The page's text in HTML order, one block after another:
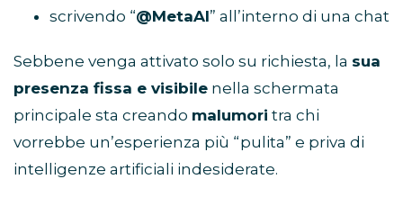
scrivendo “@MetaAI” all’interno di una chat
Sebbene venga attivato solo su richiesta, la sua
presenza fissa e visibile nella schermata
principale sta creando malumori tra chi
vorrebbe un’esperienza più “pulita” e priva di
intelligenze artificiali indesiderate.